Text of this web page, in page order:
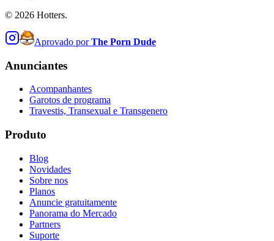
© 2026 Hotters.
Aprovado por The Porn Dude
Anunciantes
Acompanhantes
Garotos de programa
Travestis, Transexual e Transgenero
Produto
Blog
Novidades
Sobre nos
Planos
Anuncie gratuitamente
Panorama do Mercado
Partners
Suporte